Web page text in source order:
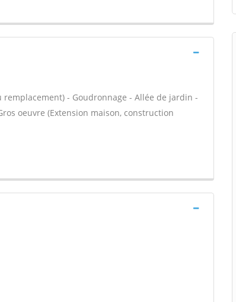
- Goudronnage - Allée de jardin -
oeuvre (Extension maison, construction